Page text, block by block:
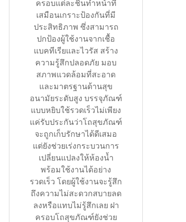
ครอบแต่ละชิ้นทำหน้าที่
เสมือนเกราะป้องกันที่มี
ประสิทธิภาพ ซึ่งสามารถ
ปกป้องผู้ใช้งานจากเชื้อ
แบคทีเรียและไวรัส สร้าง
ความรู้สึกปลอดภัย มอบ
สภาพแวดล้อมที่สะอาด
และมาตรฐานด้านสุข
อนามัยระดับสูง บรรจุภัณฑ์
แบบหยิบใช้รวดเร็วไม่เพียง
แค่รับประกันว่าโถสุขภัณฑ์
จะถูกเก็บรักษาได้ดีเสมอ
แต่ยังช่วยเร่งกระบวนการ
เปลี่ยนแปลงให้ห้องน้ำ
พร้อมใช้งานได้อย่าง
รวดเร็ว โดยผู้ใช้งานจะรู้สึก
ถึงความไม่สะดวกสบายลด
ลงหรือแทบไม่รู้สึกเลย ฝา
ครอบโถสุขภัณฑ์ยังช่วย